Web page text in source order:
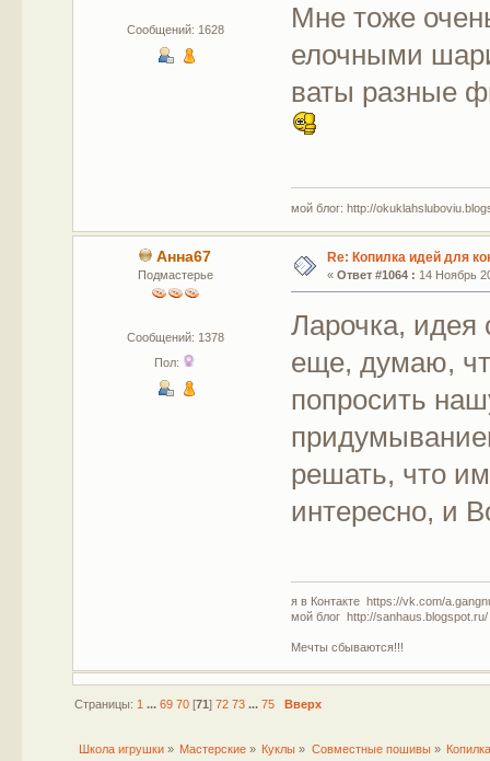
Сообщений: 1628
Мне тоже
елочными
ваты разные
мой блог: http://
Анна67
Подмастерье
Сообщений: 1378
Пол:
Re: Копилка идей для
« Ответ #1064 : 14 Ноябрь
Ларочка,
еще, думаю,
попросить
решать, что
интересно, и
я в Контакте https://vk.com/
мой блог http://sanhaus.blogspot.ru/
Мечты сбываются!!!
Страницы: 1 ... 69 70[71] 72 73 ... 75 Вверх
Школа игрушки» Мастерские » Куклы » Совместные пошивы»